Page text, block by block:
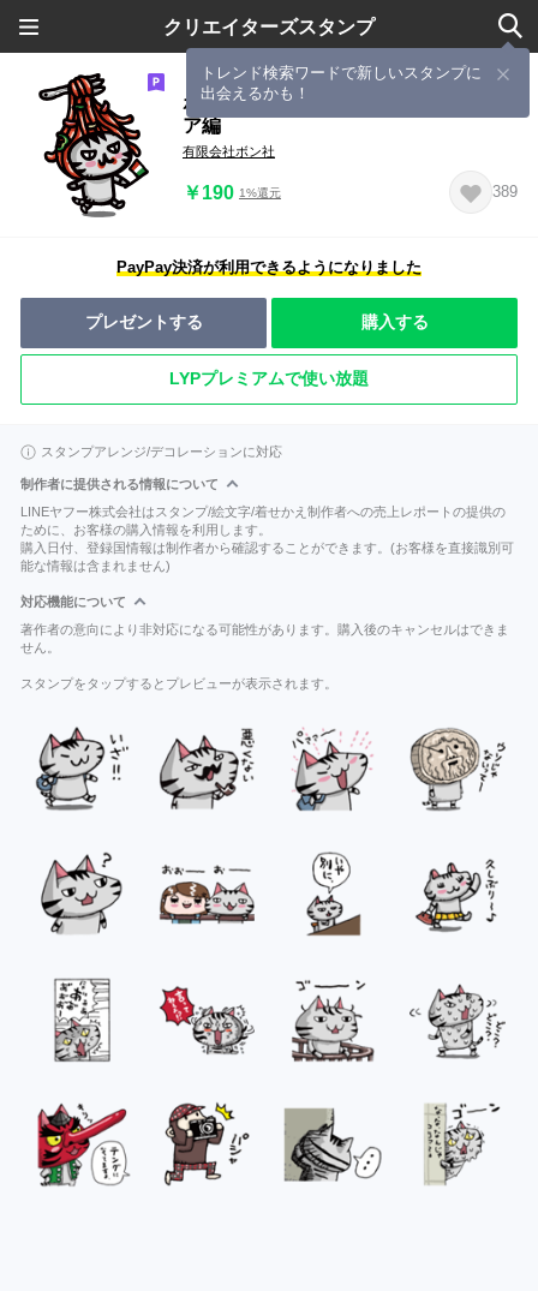
クリエイターズスタンプ
トレンド検索ワードで新しいスタンプに
出会えるかも！
ボンボヤージュちびスタンプ5 イタリ
ア編
有限会社ボン社
￥190 1%還元 389
PayPay決済が利用できるようになりました
プレゼントする 購入する
LYPプレミアムで使い放題
スタンプアレンジ/デコレーションに対応
制作者に提供される情報について
LINEヤフー株式会社はスタンプ/絵文字/着せかえ制作者への売上レポートの提供の
ために、お客様の購入情報を利用します。
購入日付、登録国情報は制作者から確認することができます。(お客様を直接識別可
能な情報は含まれません)
対応機能について
著作者の意向により非対応になる可能性があります。購入後のキャンセルはできま
せん。
スタンプをタップするとプレビューが表示されます。